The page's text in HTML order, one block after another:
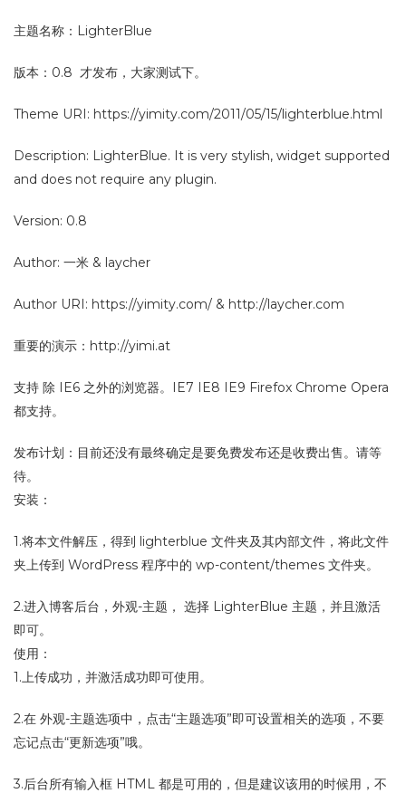
主题名称：LighterBlue
版本：0.8 才发布，大家测试下。
Theme URI: https://yimity.com/2011/05/15/lighterblue.html
Description: LighterBlue. It is very stylish, widget supported
and does not require any plugin.
Version: 0.8
Author: 一米 & laycher
Author URI: https://yimity.com/ & http://laycher.com
重要的演示：http://yimi.at
支持 除 IE6 之外的浏览器。IE7 IE8 IE9 Firefox Chrome Opera
都支持。
发布计划：目前还没有最终确定是要免费发布还是收费出售。请等
待。
安装：
1.将本文件解压，得到 lighterblue 文件夹及其内部文件，将此文件
夹上传到 WordPress 程序中的 wp-content/themes 文件夹。
2.进入博客后台，外观-主题， 选择 LighterBlue 主题，并且激活
即可。
使用：
1.上传成功，并激活成功即可使用。
2.在 外观-主题选项中，点击“主题选项”即可设置相关的选项，不要
忘记点击“更新选项”哦。
3.后台所有输入框 HTML 都是可用的，但是建议该用的时候用，不